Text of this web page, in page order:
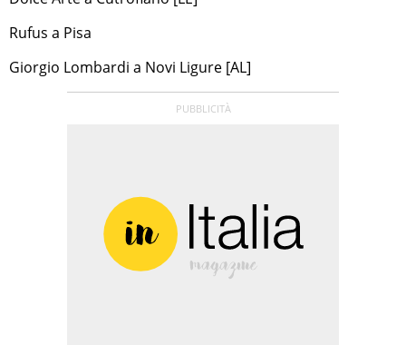
Rufus a Pisa
Giorgio Lombardi a Novi Ligure [AL]